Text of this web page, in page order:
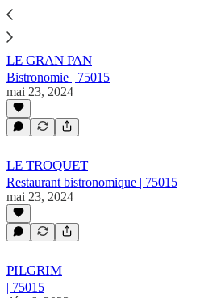
LE GRAN PAN
Bistronomie | 75015
mai 23, 2024
LE TROQUET
Restaurant bistronomique | 75015
mai 23, 2024
PILGRIM
| 75015